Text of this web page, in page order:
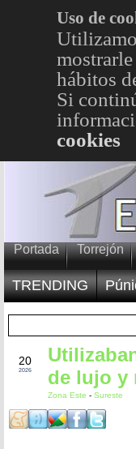
Uso de
hábitos
Si
cookies
Portada Torrejón
TRENDING
20
2026
de lujo y
Zona Este - Sureste